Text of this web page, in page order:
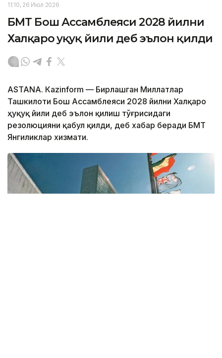
11:10, 26 Июл 2026
БМТ Бош Ассамблеяси 2028 йилни
Халқаро ҳуқуқ йили деб эълон қилди
ASTANА. Кazinform — Бирлашган Миллатлар
Ташкилоти Бош Ассамблеяси 2028 йилни Халқаро
ҳуқуқ йили деб эълон қилиш тўғрисидаги
резолюцияни қабул қилди, деб хабар беради БМТ
Янгиликлар хизмати.